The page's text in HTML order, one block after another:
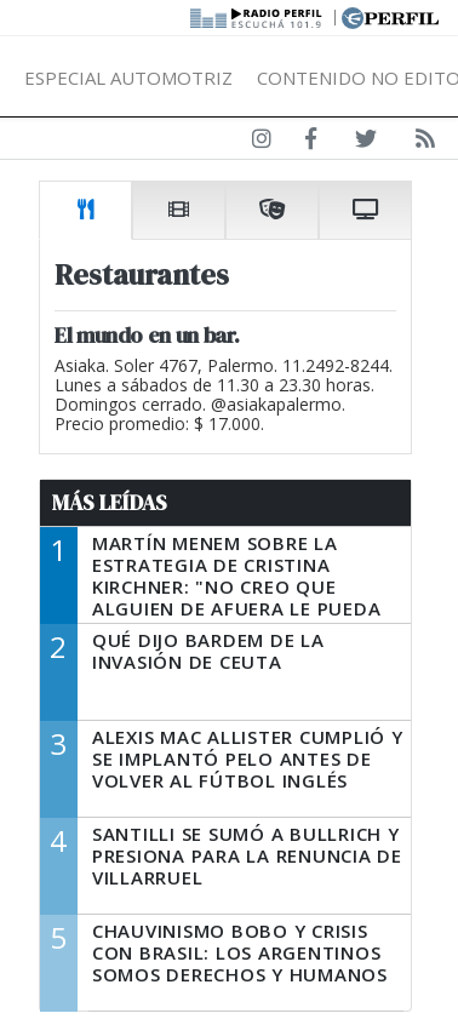
|
ESPECIAL AUTOMOTRIZ CONTENIDO NO
Restaurantes
El mundo en un bar.
Asiaka. Soler 4767, Palermo. 11.2492-8244.
Lunes a sábados de 11.30 a 23.30 horas.
Domingos cerrado. @asiakapalermo.
Precio promedio: $ 17.000.
MÁS LEÍDAS
1
MARTÍN MENEM SOBRE LA
ESTRATEGIA DE CRISTINA
KIRCHNER: "NO CREO QUE
ALGUIEN DE AFUERA LE PUEDA
DECIR A LA JUSTICIA LO QUE
TIENE QUE HACER"
2
QUÉ DIJO BARDEM DE LA
INVASIÓN DE CEUTA
3
ALEXIS MAC ALLISTER CUMPLIÓ Y
SE IMPLANTÓ PELO ANTES DE
VOLVER AL FÚTBOL INGLÉS
4
SANTILLI SE SUMÓ A BULLRICH Y
PRESIONA PARA LA RENUNCIA DE
VILLARRUEL
5
CHAUVINISMO BOBO Y CRISIS
CON BRASIL: LOS ARGENTINOS
SOMOS DERECHOS Y HUMANOS